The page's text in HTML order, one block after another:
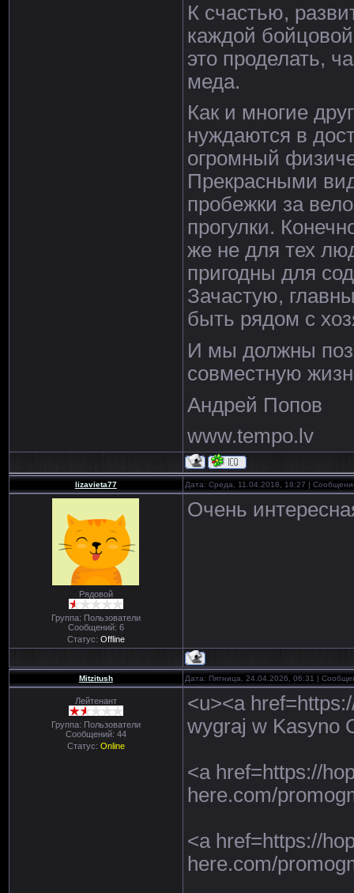
К счастью,
каждой
это проделать,
меда.
Как и многие
нуждаются в
огромный
Прекрасными
пробежки за
прогулки.
же не для тех
пригодны для
Зачастую,
быть рядом с
И мы должны
совместную
Андрей Попов
www.tempo.lv
lizavieta77 Дата: Среда, 11.04.2018, 18:27 |
Рядовой
Группа: Пользователи
Сообщений: 6
Статус: Offline
Очень
Mitzitush Дата: Пятница, 24.04.2026, 06:31 |
Лейтенант
Группа: Пользователи
Сообщений: 44
Статус: Online
<u><a
wygraj w Kasyno
<a href=https://
here.com/
<a href=https://
here.com/